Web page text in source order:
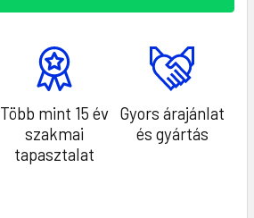
Több mint 15 év
szakmai
tapasztalat
Gyors árajánlat
és gyártás